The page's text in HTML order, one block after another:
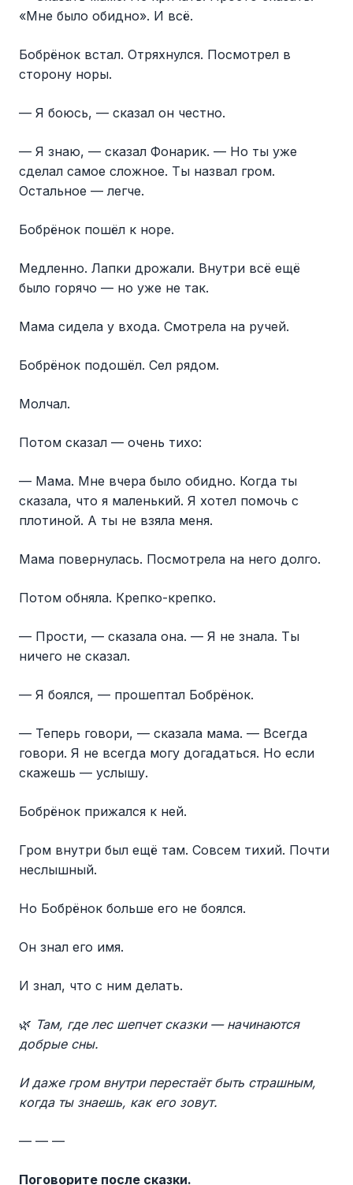
«Мне было обидно». И всё.
Бобрёнок встал. Отряхнулся. Посмотрел в
сторону норы.
— Я боюсь, — сказал он честно.
— Я знаю, — сказал Фонарик. — Но ты уже
сделал самое сложное. Ты назвал гром.
Остальное — легче.
Бобрёнок пошёл к норе.
Медленно. Лапки дрожали. Внутри всё ещё
было горячо — но уже не так.
Мама сидела у входа. Смотрела на ручей.
Бобрёнок подошёл. Сел рядом.
Молчал.
Потом сказал — очень тихо:
— Мама. Мне вчера было обидно. Когда ты
сказала, что я маленький. Я хотел помочь с
плотиной. А ты не взяла меня.
Мама повернулась. Посмотрела на него долго.
Потом обняла. Крепко-крепко.
— Прости, — сказала она. — Я не знала. Ты
ничего не сказал.
— Я боялся, — прошептал Бобрёнок.
— Теперь говори, — сказала мама. — Всегда
говори. Я не всегда могу догадаться. Но если
скажешь — услышу.
Бобрёнок прижался к ней.
Гром внутри был ещё там. Совсем тихий. Почти
неслышный.
Но Бобрёнок больше его не боялся.
Он знал его имя.
И знал, что с ним делать.
🌿 Там, где лес шепчет сказки — начинаются
добрые сны.
И даже гром внутри перестаёт быть страшным,
когда ты знаешь, как его зовут.
— — —
Поговорите после сказки.